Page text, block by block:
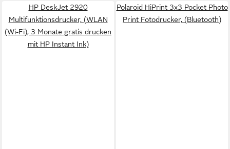
HP DeskJet 2920
Multifunktionsdrucker, (WLAN
(Wi-Fi), 3 Monate gratis drucken
mit HP Instant Ink)
Polaroid HiPrint 3x3 Pocket Photo
Print Fotodrucker, (Bluetooth)